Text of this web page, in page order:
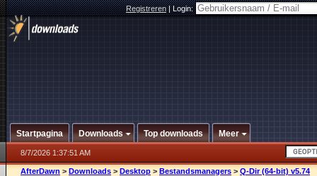
Registreren|Login:
Startpagina Downloads Top downloads Meer
8/7/2026 1:37:51 AM
AfterDawn > Downloads > Desktop > Bestandsmanagers > Q-Dir (64-bit) v5.74